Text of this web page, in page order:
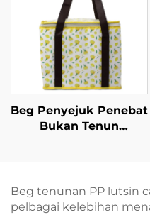
Beg Penyejuk Penebat
Bukan Tenun
Beg tenunan PP lutsin
pelbagai kelebihan